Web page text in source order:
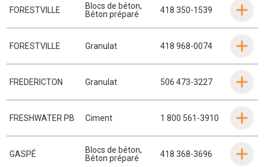
FORESTVILLE Blocs de béton,
Béton préparé
418 350-1539
FORESTVILLE Granulat 418 968-0074
FREDERICTON Granulat 506 473-3227
FRESHWATER PB Ciment 1 800 561-3910
GASPÉ Blocs de béton,
Béton préparé
418 368-3696